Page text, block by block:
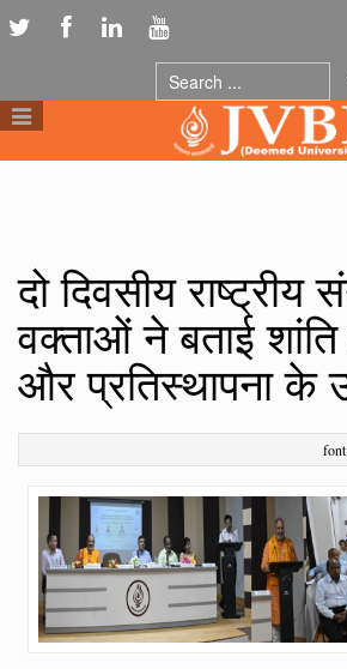
दो दिवसीय राष्ट्रीय
वक्ताओं ने बताई शांति
और प्रतिस्थापना के